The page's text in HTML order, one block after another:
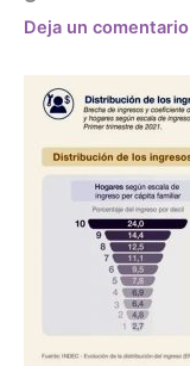
Deja un comentario